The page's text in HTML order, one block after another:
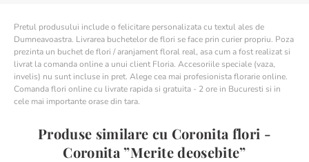
Pretul produsului include o felicitare personalizata cu textul ales de
Dumneavoastra. Livrarea buchetelor de flori se face prin curier propriu. Poza
prezinta un buchet de flori / aranjament floral real, asa cum a fost realizat si
livrat la comanda online a unui client Floria. Accesoriile speciale (vaza,
invelis) nu sunt incluse in pret. Alege cea mai profesionista florarie online.
Comanda flori online cu livrate rapida si gratuita - 2 ore in Bucuresti si in
cele mai importante orase din tara.
Produse similare cu Coronita flori -
Coronita ”Merite deosebite”